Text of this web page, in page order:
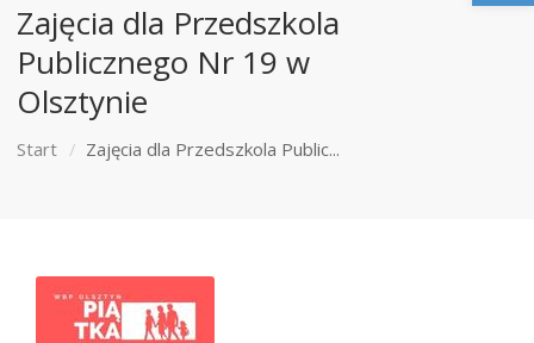
Zajęcia dla Przedszkola
Publicznego Nr 19 w
Olsztynie
Start Zajęcia dla Przedszkola Public...